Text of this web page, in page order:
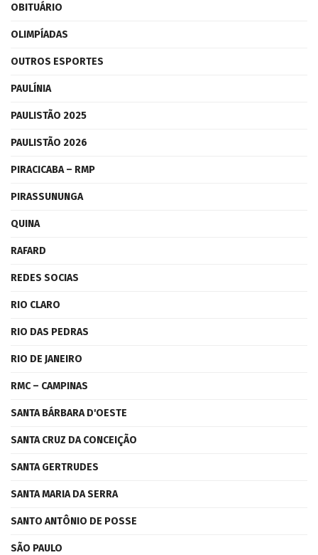
OBITUÁRIO
OLIMPÍADAS
OUTROS ESPORTES
PAULÍNIA
PAULISTÃO 2025
PAULISTÃO 2026
PIRACICABA – RMP
PIRASSUNUNGA
QUINA
RAFARD
REDES SOCIAS
RIO CLARO
RIO DAS PEDRAS
RIO DE JANEIRO
RMC – CAMPINAS
SANTA BÁRBARA D'OESTE
SANTA CRUZ DA CONCEIÇÃO
SANTA GERTRUDES
SANTA MARIA DA SERRA
SANTO ANTÔNIO DE POSSE
SÃO PAULO